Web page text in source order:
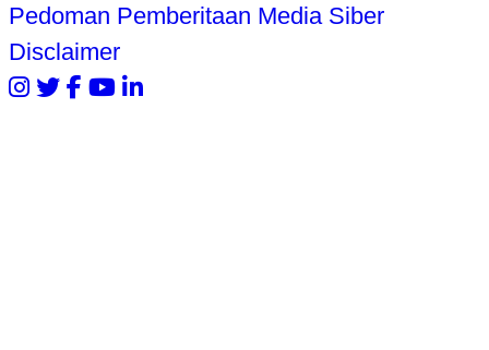
Pedoman Pemberitaan Media Siber
Disclaimer